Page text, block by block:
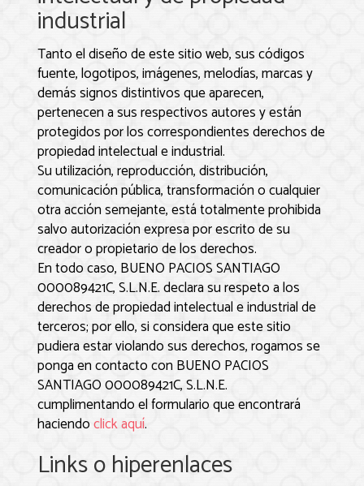
industrial
Tanto el diseño de este sitio web, sus códigos
fuente, logotipos, imágenes, melodías, marcas y
demás signos distintivos que aparecen,
pertenecen a sus respectivos autores y están
protegidos por los correspondientes derechos de
propiedad intelectual e industrial.
Su utilización, reproducción, distribución,
comunicación pública, transformación o cualquier
otra acción semejante, está totalmente prohibida
salvo autorización expresa por escrito de su
creador o propietario de los derechos.
En todo caso, BUENO PACIOS SANTIAGO
000089421C, S.L.N.E.declara su respeto a los
derechos de propiedad intelectual e industrial de
terceros; por ello, si considera que este sitio
pudiera estar violando sus derechos, rogamos se
ponga en contacto conBUENO PACIOS
SANTIAGO 000089421C, S.L.N.E.
cumplimentando el formulario que encontrará
haciendoclick aquí.
Links o hiperenlaces